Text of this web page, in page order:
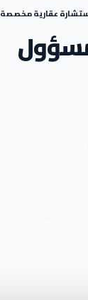
عقارية مخصصة